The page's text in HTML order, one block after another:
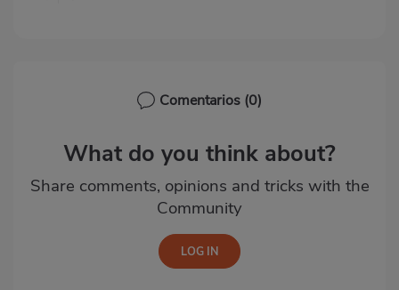
Comentarios (0)
What do you think about?
Share comments, opinions and tricks with the
Community